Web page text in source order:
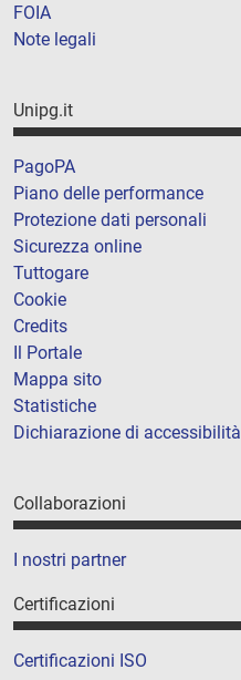
FOIA
Note legali
Unipg.it
PagoPA
Piano delle performance
Protezione dati personali
Sicurezza online
Tuttogare
Cookie
Credits
Il Portale
Mappa sito
Statistiche
Dichiarazione di accessibilità
Collaborazioni
I nostri partner
Certificazioni
Certificazioni ISO